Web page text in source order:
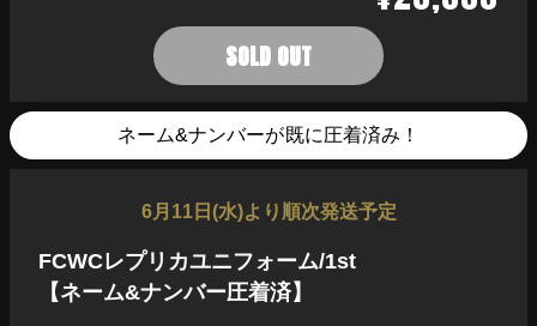
SOLD OUT
ネーム&ナンバーが既に圧着済み！
6月11日(水)より順次発送予定
FCWCレプリカユニフォーム/1st
【ネーム&ナンバー圧着済】